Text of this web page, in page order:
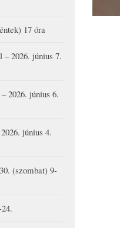
17 óra
– 2026. június 7.
2026. június 6.
június 4.
(szombat) 9-